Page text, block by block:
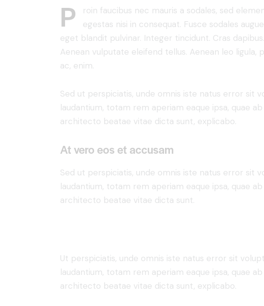
p
roin faucibus nec mauris a sodales, sed
egestas nisi in consequat. Fusce sodales
eget blandit pulvinar. Integer tincidunt. Cras
Aenean vulputate eleifend tellus. Aenean leo
ac, enim.
Sed ut perspiciatis, unde omnis iste natus error sit
laudantium, totam rem aperiam eaque ipsa, quae
architecto beatae vitae dicta sunt, explicabo.
At vero eos et accusam
Sed ut perspiciatis, unde omnis iste natus error sit
laudantium, totam rem aperiam eaque ipsa, quae
architecto beatae vitae dicta sunt.
Ut perspiciatis, unde omnis iste natus error sit
laudantium, totam rem aperiam eaque ipsa, quae
architecto beatae vitae dicta sunt, explicabo.